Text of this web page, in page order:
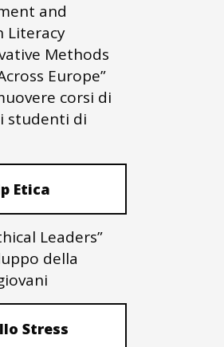
and
Literacy
Methods
Europe”
corsi di
studenti di
Etica
Leaders”
della
Stress